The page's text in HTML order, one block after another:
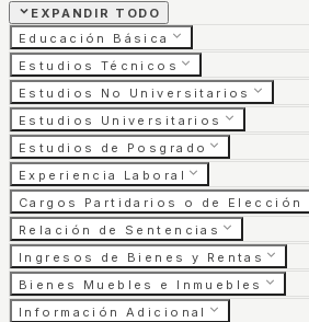
EXPANDIR TODO
Educación Básica
Estudios Técnicos
Estudios No Universitarios
Estudios Universitarios
Estudios de Posgrado
Experiencia Laboral
Cargos Partidarios o de Elección
Relación de Sentencias
Ingresos de Bienes y Rentas
Bienes Muebles e Inmuebles
Información Adicional